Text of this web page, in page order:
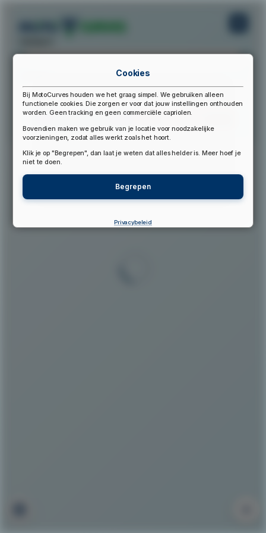
▲
Cookies
Bij MotoCurves houden we het graag simpel. We gebruiken alleen
functionele cookies. Die zorgen er voor dat jouw instellingen onthouden
worden. Geen tracking en geen commerciële capriolen.
Bovendien maken we gebruik van je locatie voor noodzakelijke
voorzieningen, zodat alles werkt zoals het hoort.
Klik je op "Begrepen", dan laat je weten dat alles helder is. Meer hoef je
niet te doen.
Begrepen
Privacybeleid